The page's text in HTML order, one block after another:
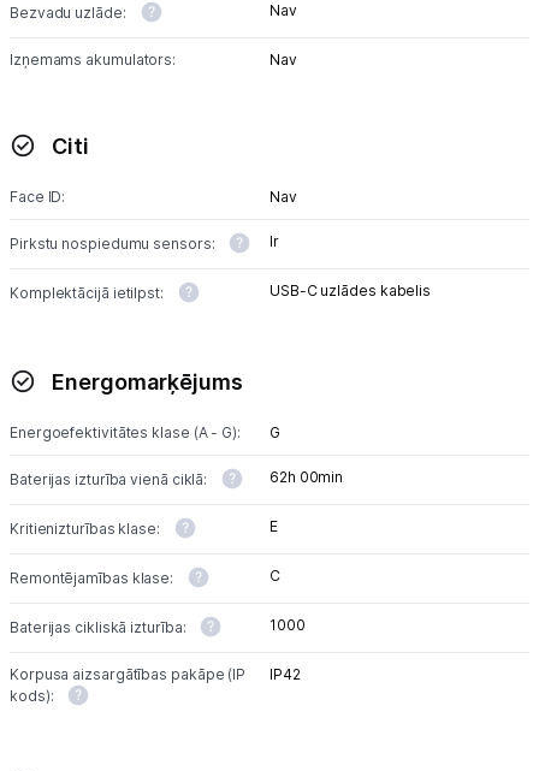
Bezvadu uzlāde: Nav
Izņemams akumulators: Nav
Citi
Face ID: Nav
Pirkstu nospiedumu sensors: Ir
Komplektācijā ietilpst: USB-C uzlādes kabelis
Energomarķējums
Energoefektivitātes klase (A - G): G
Baterijas izturība vienā ciklā: 62h 00min
Kritienizturības klase: E
Remontējamības klase: C
Baterijas cikliskā izturība: 1000
Korpusa aizsargātības pakāpe (IP
kods):
IP42